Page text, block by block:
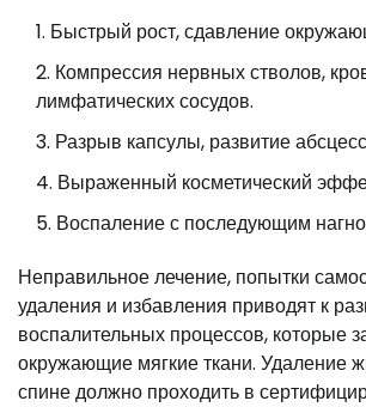
Быстрый рост, сдавление
Компрессия нервных стволов,
лимфатических сосудов.
Разрыв капсулы, развитие
Выраженный косметический
Воспаление с последующим
Неправильное лечение, попытки
удаления и избавления приводят к
воспалительных процессов, которые
окружающие мягкие ткани. Удаление
спине должно проходить в